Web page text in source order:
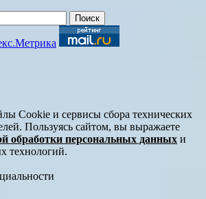
Cookie и сервисы сбора технических
Пользуясь сайтом, вы выражаете
обработки персональных данных и
технологий.